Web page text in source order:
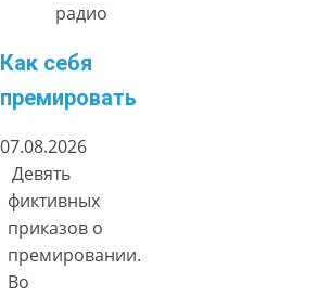
радио
Как себя
премировать
07.08.2026
Девять
фиктивных
приказов о
премировании.
Во